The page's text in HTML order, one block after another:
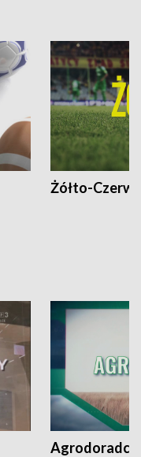
Żółto-
Agrodoradcy